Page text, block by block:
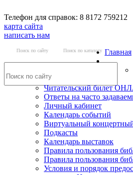
Телефон для справок: 8 8172 759212
карта сайта
написать нам
Поиск по сайту Поиск по каталогу Главная
Читательский билет
Ответы на часто
Личный кабинет
Календарь событий
Виртуальный
Подкасты
Календарь выставок
Правила пользования
Правила пользования
Условия и порядок